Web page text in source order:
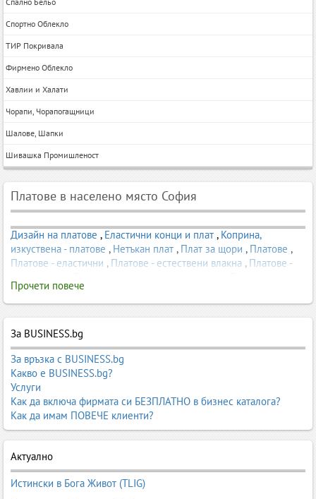
Спортно Облекло
ТИР Покривала
Фирмено Облекло
Хавлии и Халати
Чорапи, Чорапогащници
Шалове, Шапки
Шивашка Промишленост
Платове в населено място София
Дизайн на платове , Еластични конци и плат , Коприна,
изкуствена - платове , Нетъкан плат , Плат за щори , Платове ,
Платове - еластични , Платове - естествени влакна , Платове -
промазани,Платове Дантела
,Платове за Дрехи,Платове за Пердета,Платове за Покривки
,Платове за Покривки за маси,Платове за Рокли,Платове за
седалки,Платове за Сенници
за Щори,Платове и покривки - кухненски,Платове Сатен,
Плюшени платове,Полиестерни Платове
елестични нишки,Тапицерски Платове
Трикотажни изделия
Прочети повече
За BUSINESS.bg
За връзка с BUSINESS.bg
Какво е BUSINESS.bg?
Услуги
Как да включа фирмата си БЕЗПЛАТНО в бизнес каталога?
Как да имам ПОВЕЧЕ клиенти?
Актуално
Истински в Бога Живот (TLIG)